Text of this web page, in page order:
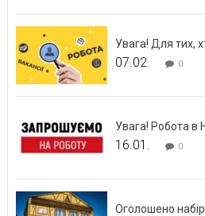
Увага! Для тих,
07.02. 0
Увага! Робота в
16.01. 0
Оголошено набір